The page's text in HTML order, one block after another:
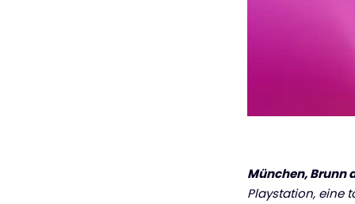
München, Brunn
Playstation, eine